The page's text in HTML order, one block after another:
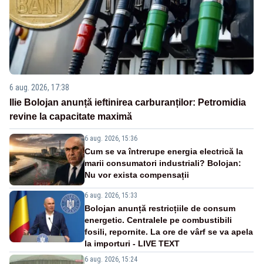
6 aug. 2026, 17:38
Ilie Bolojan anunță ieftinirea carburanților: Petromidia
revine la capacitate maximă
6 aug. 2026, 15:36
Cum se va întrerupe energia electrică la
marii consumatori industriali? Bolojan:
Nu vor exista compensații
6 aug. 2026, 15:33
Bolojan anunță restricțiile de consum
energetic. Centralele pe combustibili
fosili, repornite. La ore de vârf se va apela
la importuri - LIVE TEXT
6 aug. 2026, 15:24